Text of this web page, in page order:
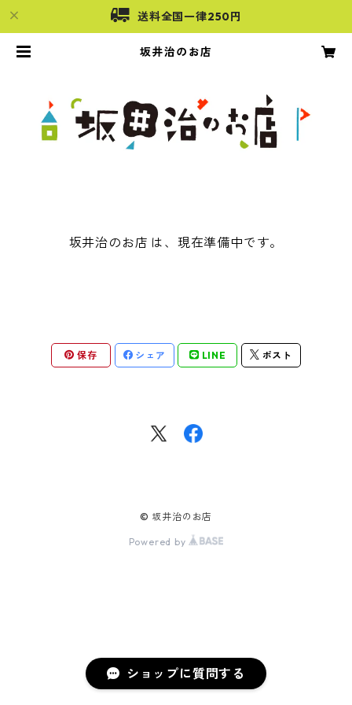
送料全国一律250円
坂井治のお店
坂井治のお店 は、現在準備中です。
保存 シェア LINE ポスト
© 坂井治のお店
Powered by
ショップに質問する